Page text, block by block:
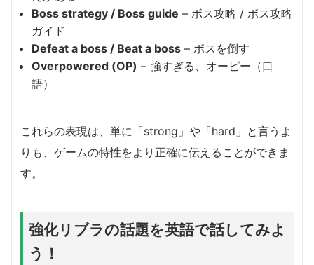
Boss strategy / Boss guide – ボス攻略 / ボス攻略
ガイド
Defeat a boss / Beat a boss – ボスを倒す
Overpowered (OP) – 強すぎる、オーピー（口
語）
これらの表現は、単に「strong」や「hard」と言うよ
りも、ゲームの特性をより正確に伝えることができま
す。
強化リブラの話題を英語で話してみよ
う！